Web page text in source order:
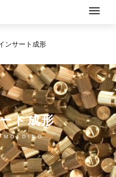
ンサート成形
ト成形
MOLDING